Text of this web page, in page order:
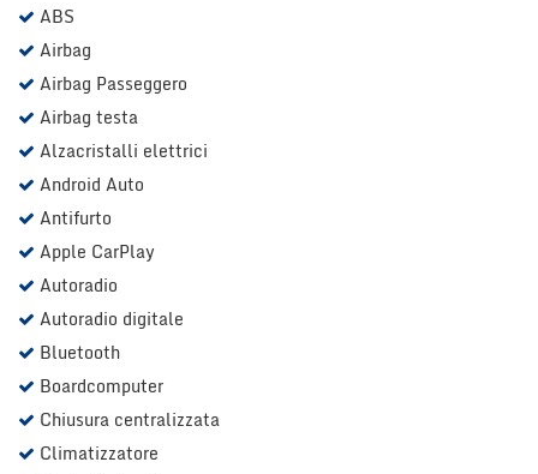
ABS
Airbag
Airbag Passeggero
Airbag testa
Alzacristalli elettrici
Android Auto
Antifurto
Apple CarPlay
Autoradio
Autoradio digitale
Bluetooth
Boardcomputer
Chiusura centralizzata
Climatizzatore